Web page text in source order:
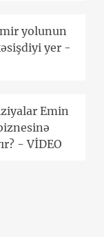
yolunun
yer -
Emin
- VİDEO